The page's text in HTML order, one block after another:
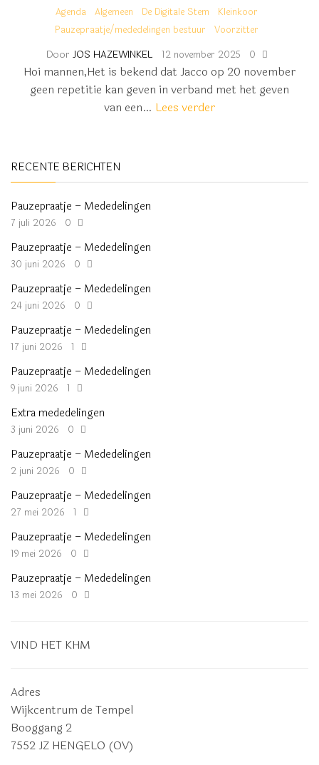
Agenda Algemeen De Digitale Stem
Kleinkoor
Pauzepraatje/mededelingen bestuur
Voorzitter
Door JOS HAZEWINKEL 12 november 2025 0
Hoi mannen,Het is bekend dat Jacco op 20 november
geen repetitie kan geven in verband met het geven
van een… Lees verder
RECENTE BERICHTEN
Pauzepraatje – Mededelingen
7 juli 2026 0
Pauzepraatje – Mededelingen
30 juni 2026 0
Pauzepraatje – Mededelingen
24 juni 2026 0
Pauzepraatje – Mededelingen
17 juni 2026 1
Pauzepraatje – Mededelingen
9 juni 2026 1
Extra mededelingen
3 juni 2026 0
Pauzepraatje – Mededelingen
2 juni 2026 0
Pauzepraatje – Mededelingen
27 mei 2026 1
Pauzepraatje – Mededelingen
19 mei 2026 0
Pauzepraatje – Mededelingen
13 mei 2026 0
VIND HET KHM
Adres
Wijkcentrum de Tempel
Booggang 2
7552 JZ HENGELO (OV)